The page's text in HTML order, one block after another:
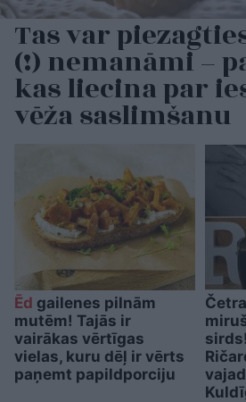
Tas var
(!) nemanāmi –
kas liecina par
vēža saslimšanu
Ēd gailenes pilnām
mutēm! Tajās ir
vairākas vērtīgas
vielas, kuru dēļ ir vērts
paņemt papildporciju